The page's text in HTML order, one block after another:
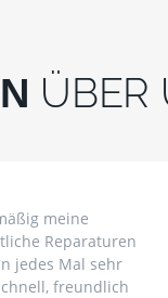
ÜBER
meine
Reparaturen
jedes Mal sehr
freundlich